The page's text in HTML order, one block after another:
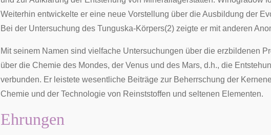
Weiterhin entwickelte er eine neue Vorstellung über die Ausbildung der
Bei der Untersuchung des Tunguska-Körpers(2) zeigte er mit anderen
Mit seinem Namen sind vielfache Untersuchungen über die erzbildenen
über die Chemie des Mondes, der Venus und des Mars, d.h., die
verbunden. Er leistete wesentliche Beiträge zur Beherrschung der
Chemie und der Technologie von Reinststoffen und seltenen Elementen.
Ehrungen